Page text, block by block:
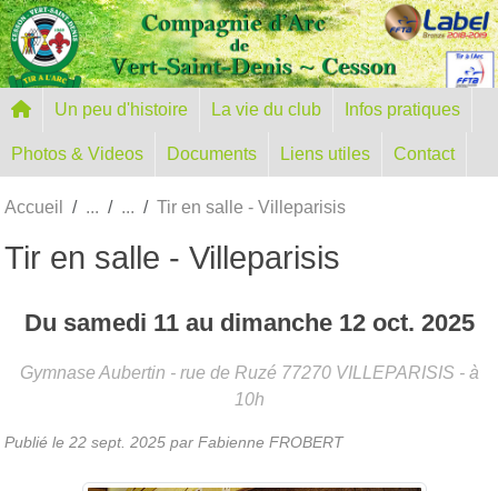
Un peu d'histoire La vie du club Infos pratiques
Photos & Videos Documents Liens utiles Contact
Accueil Tir en salle - Villeparisis
Tir en salle - Villeparisis
Du samedi 11au dimanche 12 oct. 2025
Gymnase Aubertin - rue de Ruzé 77270 VILLEPARISIS - à
10h
Publié le 22 sept. 2025 par Fabienne FROBERT
Panneau de gestion des cookies